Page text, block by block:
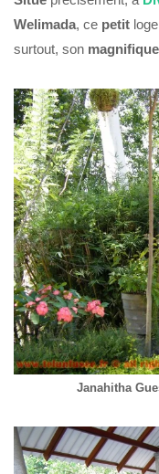
Welimada, ce petit loge
surtout, son magnifique
Janahitha